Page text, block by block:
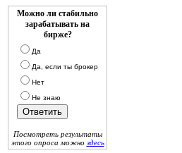
Можно ли стабильно
зарабатывать на
бирже?
Да
Да, если ты брокер
Нет
Не знаю
Посмотреть результаты
этого опроса можно здесь